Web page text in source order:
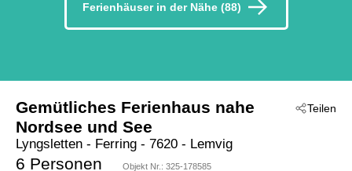
Ferienhäuser in der Nähe (88)
Teilen
Gemütliches Ferienhaus nahe
Nordsee und See
Lyngsletten - Ferring - 7620 - Lemvig
6 Personen Objekt Nr.: 325-178585